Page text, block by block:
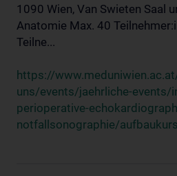
1090 Wien, Van Swieten Saal
Anatomie Max. 40
Teilne...
https://
uns/events/jaehrliche-events/
perioperative-
notfallsonographie/